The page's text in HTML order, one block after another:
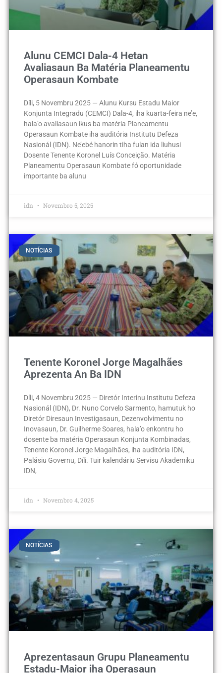
Alunu CEMCI Dala-4 Hetan
Avaliasaun Ba Matéria Planeamentu
Operasaun Kombate
Díli, 5 Novembru 2025 — Alunu Kursu Estadu Maior
Konjunta Integradu (CEMCI) Dala-4, iha kuarta-feira ne’e,
hala’o avaliasaun ikus ba matéria Planeamentu
Operasaun Kombate iha auditória Institutu Defeza
Nasionál (IDN). Ne’ebé hanorin tiha fulan ida liuhusi
Dosente Tenente Koronel Luís Conceição. Matéria
Planeamentu Operasaun Kombate fó oportunidade
importante ba alunu
idn Novembro 5, 2025
NOTÍCIAS
Tenente Koronel Jorge Magalhães
Aprezenta An Ba IDN
Díli, 4 Novembru 2025 — Diretór Interinu Institutu Defeza
Nasionál (IDN), Dr. Nuno Corvelo Sarmento, hamutuk ho
Diretór Diresaun Investigasaun, Dezenvolvimentu no
Inovasaun, Dr. Guilherme Soares, hala’o enkontru ho
dosente ba matéria Operasaun Konjunta Kombinadas,
Tenente Koronel Jorge Magalhães, iha auditória IDN,
Palásiu Governu, Díli. Tuir kalendáriu Servisu Akademiku
IDN,
idn Novembro 4, 2025
NOTÍCIAS
Aprezentasaun Grupu Planeamentu
Estadu-Maior iha Operasaun